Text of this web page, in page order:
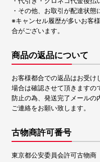
・その他、お取引が配達状態
※キャンセル履歴が多いお客
合がございます。
商品の返品について
お客様都合での返品はお受け
場合は確認させて頂きますの
防止の為、発送完了メールの
ご連絡をお願い致します。
古物商許可番号
東京都公安委員会許可古物